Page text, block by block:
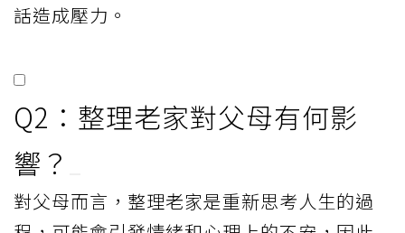
話造成壓力。
Q2：整理老家對父母有何影
響？
對父母而言，整理老家是重新思考人生的過